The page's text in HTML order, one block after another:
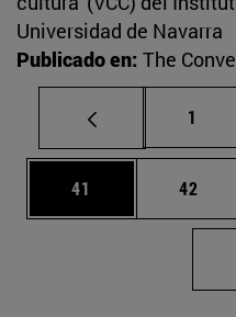
Universidad de Navarra
Publicado en: The
Página
1
Página
41 Página
42